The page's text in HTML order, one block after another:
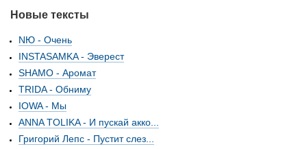
Новые тексты
NЮ - Очень
INSTASAMKA - Эверест
SHAMO - Аромат
TRIDA - Обниму
IOWA - Мы
ANNA TOLIKA - И пускай акко...
Григорий Лепс - Пустит слез...